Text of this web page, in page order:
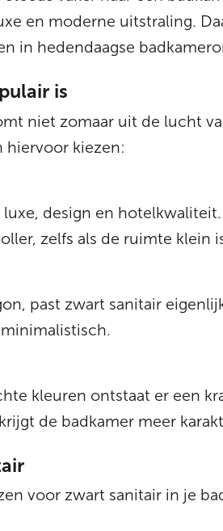
en moderne uitstraling.
in hedendaagse
is
niet zomaar uit de lucht
hiervoor kiezen:
design en
zelfs als de ruimte klein
past zwart sanitair
kleuren ontstaat er een
de badkamer meer
voor zwart sanitair in je